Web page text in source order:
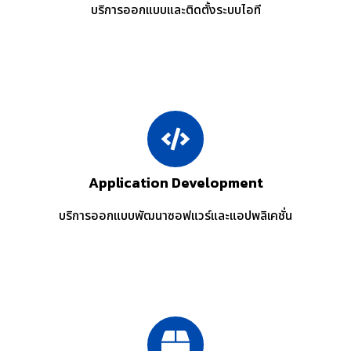
บริการออกแบบและติดตั้งระบบไอที
Application Development
บริการออกแบบพัฒนาซอฟแวร์และแอปพลิเคชั่น